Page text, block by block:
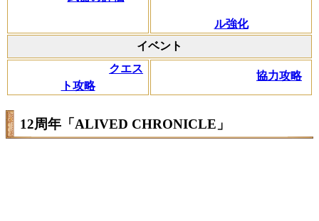
ル強化
イベント
クエス
ト攻略
協力攻略
12周年「ALIVED CHRONICLE」